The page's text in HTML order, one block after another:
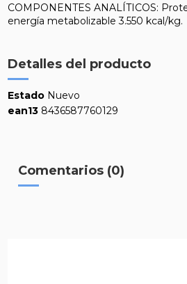
COMPONENTES ANALÍTICOS:
energía metabolizable 3.550 kcal/kg.
Detalles del producto
Estado Nuevo
ean13 8436587760129
Comentarios (0)